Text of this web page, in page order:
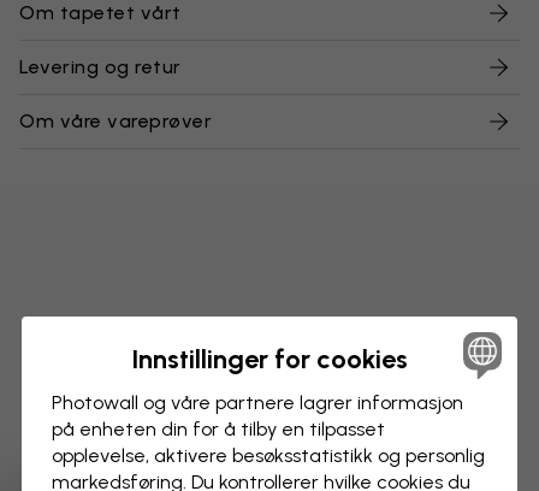
Om tapetet vårt
Levering og retur
Om våre vareprøver
Innstillinger for cookies
Photowall og våre partnere lagrer informasjon
på enheten din for å tilby en tilpasset
opplevelse, aktivere besøks­statistikk og personlig
markedsføring. Du kontrollerer hvilke cookies du